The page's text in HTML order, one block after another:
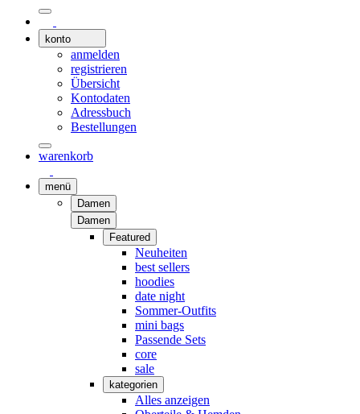
konto
anmelden
registrieren
Übersicht
Kontodaten
Adressbuch
Bestellungen
warenkorb
menü
Damen
Damen
Featured
Neuheiten
best sellers
hoodies
date night
Sommer-Outfits
mini bags
Passende Sets
core
sale
kategorien
Alles anzeigen